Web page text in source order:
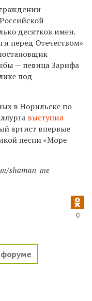
десятков имен.
перед Отечеством»
— певица Зарифа
под
в Норильске по
выступил
артист впервые
песни «Море
shaman_me
0